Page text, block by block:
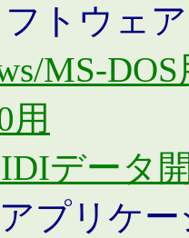
トウェア
MS-DOS
用
データ
プリケ